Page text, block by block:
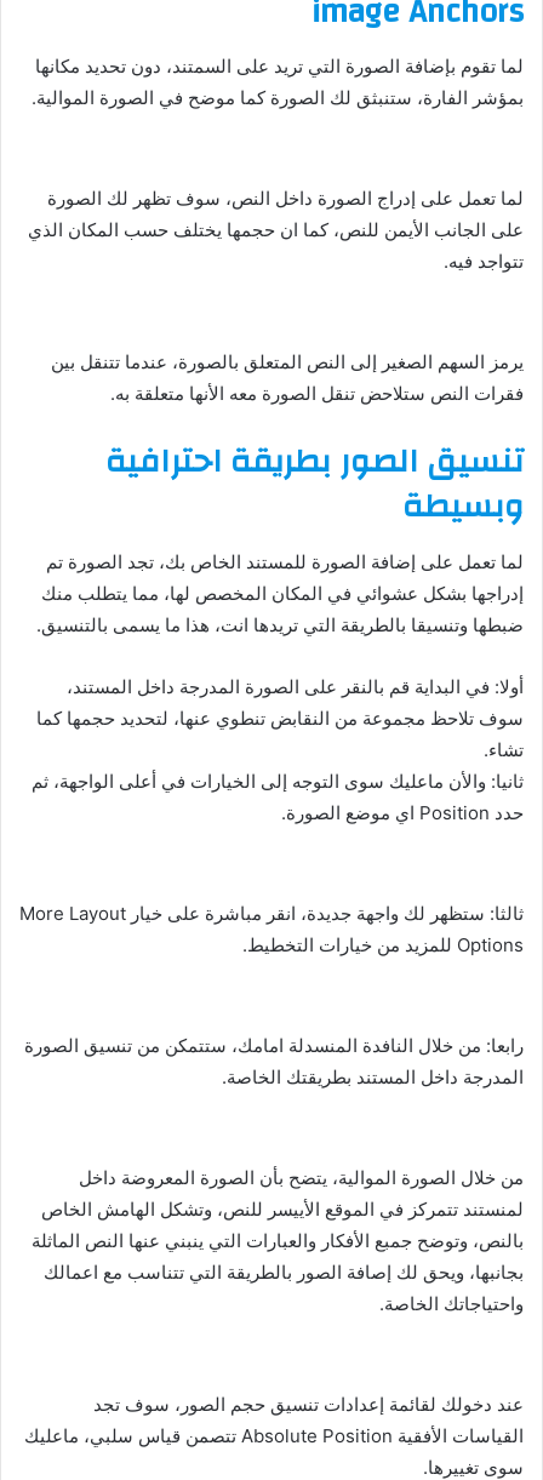
لما تقوم بإضافة الصورة التي تريد على السمتند، دون تحديد مكانها
بمؤشر الفارة، ستنبثق لك الصورة كما موضح في الصورة الموالية.
لما تعمل على إدراج الصورة داخل النص، سوف تظهر لك الصورة
على الجانب الأيمن للنص، كما ان حجمها يختلف حسب المكان الذي
تتواجد فيه.
يرمز السهم الصغير إلى النص المتعلق بالصورة، عندما تتنقل بين
فقرات النص ستلاحض تنقل الصورة معه الأنها متعلقة به.
تنسيق الصور بطريقة احترافية
وبسيطة
لما تعمل على إضافة الصورة للمستند الخاص بك، تجد الصورة تم
إدراجها بشكل عشوائي في المكان المخصص لها، مما يتطلب منك
ضبطها وتنسيقا بالطريقة التي تريدها انت، هذا ما يسمى بالتنسيق.
أولا: في البداية قم بالنقر على الصورة المدرجة داخل المستند،
سوف تلاحظ مجموعة من النقابض تنطوي عنها، لتحديد حجمها كما
تشاء.
ثانيا: والأن ماعليك سوى التوجه إلى الخيارات في أعلى الواجهة، ثم
حدد Position اي موضع الصورة.
ثالثا: ستظهر لك واجهة جديدة، انقر مباشرة على خيار More Layout
Options للمزيد من خيارات التخطيط.
رابعا: من خلال النافدة المنسدلة امامك، ستتمكن من تنسيق الصورة
المدرجة داخل المستند بطريقتك الخاصة.
من خلال الصورة الموالية، يتضح بأن الصورة المعروضة داخل
لمنستند تتمركز في الموقع الأييسر للنص، وتشكل الهامش الخاص
بالنص، وتوضح جمبع الأفكار والعبارات التي ينبني عنها النص الماثلة
بجانبها، ويحق لك إصافة الصور بالطريقة التي تتناسب مع اعمالك
واحتياجاتك الخاصة.
عند دخولك لقائمة إعدادات تنسيق حجم الصور، سوف تجد
القياسات الأفقية Absolute Position تتصمن قياس سلبي، ماعليك
سوى تغييرها.